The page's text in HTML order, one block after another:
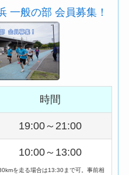
一般の部 会員募集！
時間
19:00～21:00
10:00～13:00
を走る場合は13:30まで可。事前相